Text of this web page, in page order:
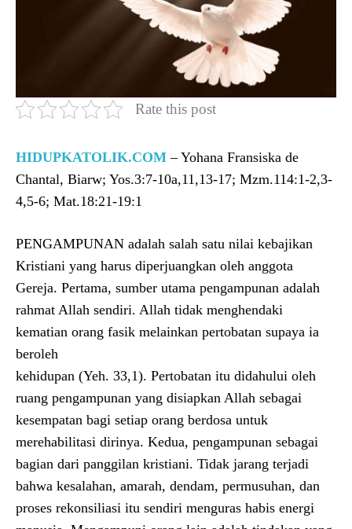
Rate this post
HIDUPKATOLIK.COM – Yohana Fransiska de
Chantal, Biarw; Yos.3:7-10a,11,13-17; Mzm.114:1-2,3-
4,5-6; Mat.18:21-19:1
PENGAMPUNAN adalah salah satu nilai kebajikan
Kristiani yang harus diperjuangkan oleh anggota
Gereja. Pertama, sumber utama pengampunan adalah
rahmat Allah sendiri. Allah tidak menghendaki
kematian orang fasik melainkan pertobatan supaya ia
beroleh
kehidupan (Yeh. 33,1). Pertobatan itu didahului oleh
ruang pengampunan yang disiapkan Allah sebagai
kesempatan bagi setiap orang berdosa untuk
merehabilitasi dirinya. Kedua, pengampunan sebagai
bagian dari panggilan kristiani. Tidak jarang terjadi
bahwa kesalahan, amarah, dendam, permusuhan, dan
proses rekonsiliasi itu sendiri menguras habis energi